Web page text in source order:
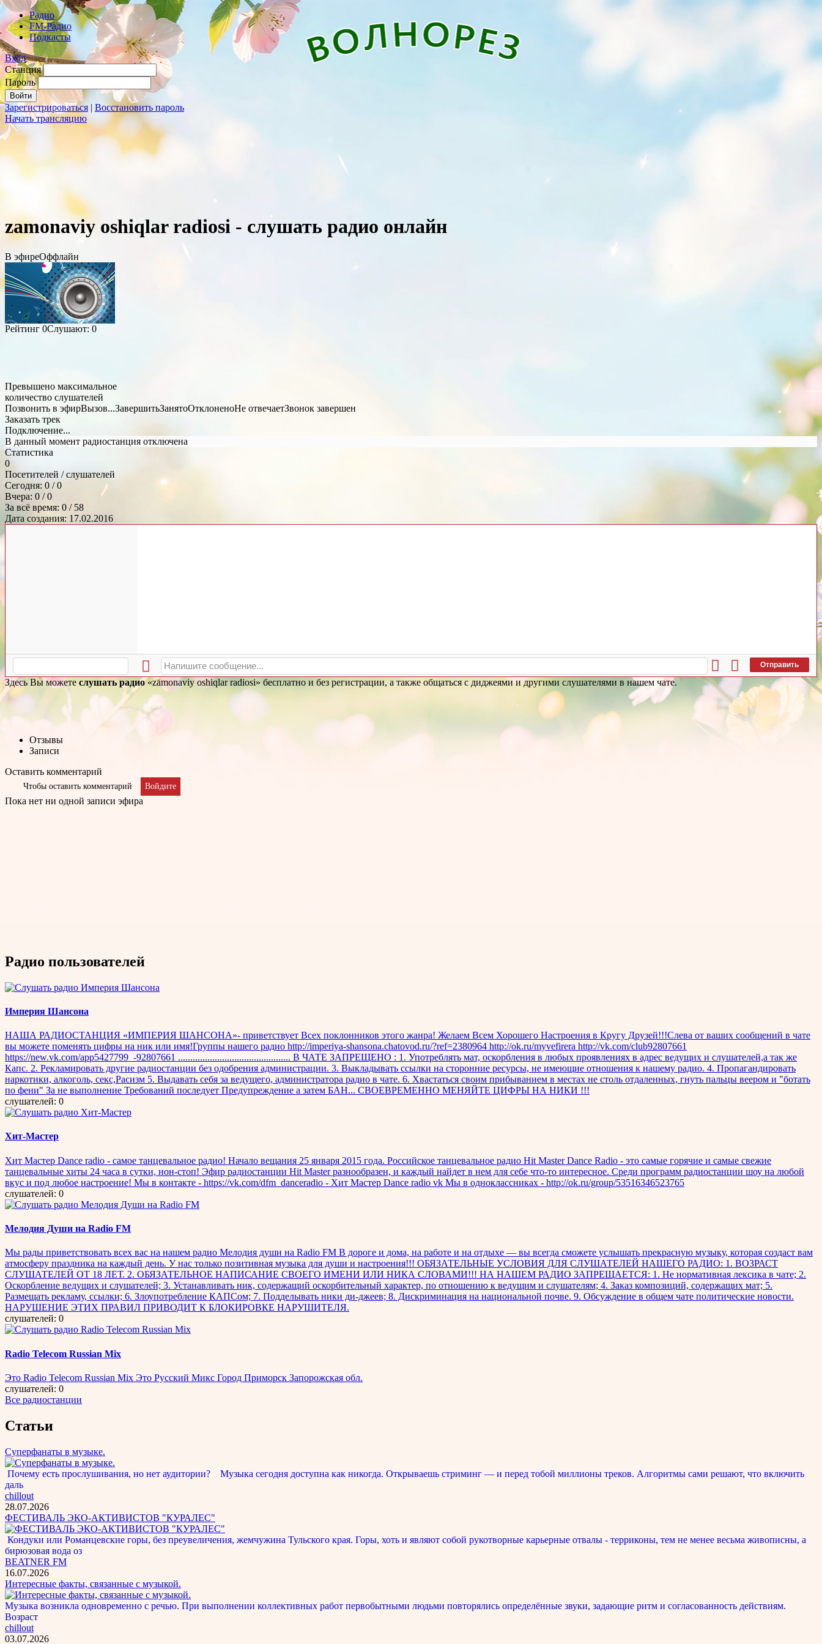
Радио
FM-Радио
Подкасты
Вход
Станция
Пароль
Зарегистрироваться | Восстановить пароль
Начать трансляцию
zamonaviy oshiqlar radiosi - слушать радио онлайн
В эфиреОффлайн
Рейтинг 0Слушают: 0
Превышено максимальное
количество слушателей
Позвонить в эфирВызов...ЗавершитьЗанятоОтклоненоНе отвечаетЗвонок завершен
Заказать трек
Подключение...
В данный момент радиостанция отключена
Статистика
0
Посетителей / слушателей
Сегодня: 0 / 0
Вчера: 0 / 0
За всё время: 0 / 58
Дата создания: 17.02.2016
Отправить
Здесь Вы можете слушать радио«zamonaviy oshiqlar radiosi» бесплатно и без регистрации, а также общаться с диджеями и другими слушателями в нашем чате.
Отзывы
Записи
Оставить комментарий
Чтобы оставить комментарий Войдите
Пока нет ни одной записи эфира
Радио пользователей
Империя Шансона
НАША РАДИОСТАНЦИЯ «ИМПЕРИЯ ШАНСОНА»- приветствует Всех поклонников этого жанра! Желаем Всем Хорошего Настроения в Кругу Друзей!!!Слева от ваших сообщений в чате
вы можете поменять цифры на ник или имя!Группы нашего радио http://imperiya-shansona.chatovod.ru/?ref=2380964 http://ok.ru/myvefirera http://vk.com/club92807661
https://new.vk.com/app5427799_-92807661 .............................................. В ЧАТЕ ЗАПРЕЩЕНО : 1. Употреблять мат, оскорбления в любых проявлениях в адрес ведущих и слушателей,а так же
Капс. 2. Рекламировать другие радиостанции без одобрения администрации. 3. Выкладывать ссылки на сторонние ресурсы, не имеющие отношения к нашему радио. 4. Пропагандировать
наркотики, алкоголь, секс,Расизм 5. Выдавать себя за ведущего, администратора радио в чате. 6. Хвастаться своим прибыванием в местах не столь отдаленных, гнуть пальцы веером и "ботать
по фени" За не выполнение Требований последует Предупреждение а затем БАН... СВОЕВРЕМЕННО МЕНЯЙТЕ ЦИФРЫ НА НИКИ !!!
слушателей: 0
Хит-Мастер
Хит Мастер Dance radio - самое танцевальное радио! Начало вещания 25 января 2015 года. Российское танцевальное радио Hit Master Dance Radio - это самые горячие и самые свежие
танцевальные хиты 24 часа в сутки, нон-стоп! Эфир радиостанции Hit Master разнообразен, и каждый найдет в нем для себе что-то интересное. Среди программ радиостанции шоу на любой
вкус и под любое настроение! Мы в контакте - https://vk.com/dfm_danceradio - Хит Мастер Dance radio vk Мы в одноклассниках - http://ok.ru/group/53516346523765
слушателей: 0
Мелодия Души на Radio FM
Мы рады приветствовать всех вас на нашем радио Мелодия души на Radio FM В дороге и дома, на работе и на отдыхе — вы всегда сможете услышать прекрасную музыку, которая создаст вам
атмосферу праздника на каждый день. У нас только позитивная музыка для души и настроения!!! ОБЯЗАТЕЛЬНЫЕ УСЛОВИЯ ДЛЯ СЛУШАТЕЛЕЙ НАШЕГО РАДИО: 1. ВОЗРАСТ
СЛУШАТЕЛЕЙ ОТ 18 ЛЕТ. 2. ОБЯЗАТЕЛЬНОЕ НАПИСАНИЕ СВОЕГО ИМЕНИ ИЛИ НИКА СЛОВАМИ!!! НА НАШЕМ РАДИО ЗАПРЕЩАЕТСЯ: 1. Не нормативная лексика в чате; 2.
Оскорбление ведущих и слушателей; 3. Устанавливать ник, содержащий оскорбительный характер, по отношению к ведущим и слушателям; 4. Заказ композиций, содержащих мат; 5.
Размещать рекламу, ссылки; 6. Злоупотребление КАПСом; 7. Подделывать ники ди-джеев; 8. Дискриминация на национальной почве. 9. Обсуждение в общем чате политические новости.
НАРУШЕНИЕ ЭТИХ ПРАВИЛ ПРИВОДИТ К БЛОКИРОВКЕ НАРУШИТЕЛЯ.
слушателей: 0
Radio Telecom Russian Mix
Это Radio Telecom Russian Mix Это Русский Микс Город Приморск Запорожская обл.
слушателей: 0
Все радиостанции
Статьи
Суперфанаты в музыке.
Почему есть прослушивания, но нет аудитории? Музыка сегодня доступна как никогда. Открываешь стриминг — и перед тобой миллионы треков. Алгоритмы сами решают, что включить
даль
chillout
28.07.2026
ФЕСТИВАЛЬ ЭКО-АКТИВИСТОВ "КУРАЛЕС"
Кондуки или Романцевские горы, без преувеличения, жемчужина Тульского края. Горы, хоть и являют собой рукотворные карьерные отвалы - терриконы, тем не менее весьма живописны, а
бирюзовая вода оз
BEATNER FM
16.07.2026
Интересные факты, связанные с музыкой.
Музыка возникла одновременно с речью. При выполнении коллективных работ первобытными людьми повторялись определённые звуки, задающие ритм и согласованность действиям.
Возраст
chillout
03.07.2026